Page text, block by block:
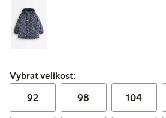
Vybrat velikost:
Vybrat velikost:
92 98 104